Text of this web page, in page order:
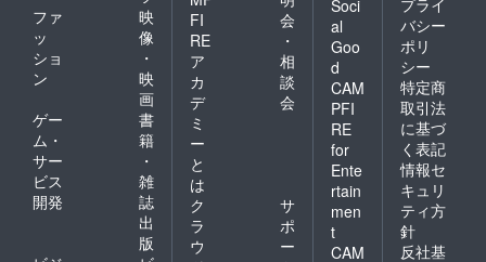
ファ
ッ
ショ
ン
映
像
・
映
画
ゲー
ム・
サー
ビス
開発
書
籍
・
雑
誌
出
版
FI
RE
ア
カ
デ
ミ
ー
と
は
会
・
相
談
会
ク
ラ
ウ
サ
ポ
ー
Soci
al
Goo
d
CAM
PFI
RE
for
Ente
rtain
men
t
CAM
プライ
バシー
ポリ
シー
特定商
取引法
に基づ
く表記
情報セ
キュリ
ティ方
針
反社基